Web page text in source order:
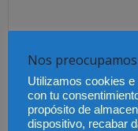
Nos
Utilizamos cookies
con tu
propósito de
dispositivo, recabar